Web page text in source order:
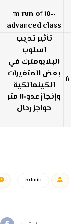
١٥٠٠ m run of
advanced class
٨
تأثير تدريب
اسلوب
البلايومترك في
بعض المتغيرات
الكينماتكية
وإنجاز عدو١١٠ متر
حواجز رجال
Admin